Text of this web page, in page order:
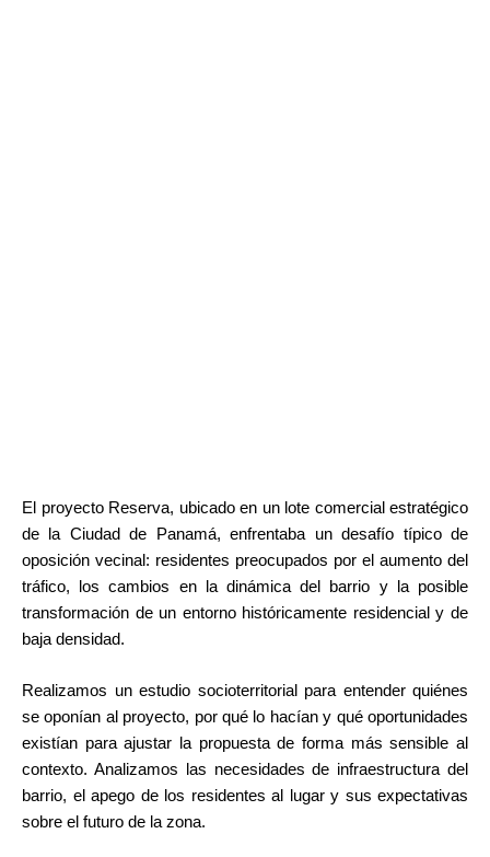
El proyecto Reserva, ubicado en un lote comercial estratégico
de la Ciudad de Panamá, enfrentaba un desafío típico de
oposición vecinal: residentes preocupados por el aumento del
tráfico, los cambios en la dinámica del barrio y la posible
transformación de un entorno históricamente residencial y de
baja densidad.
Realizamos un estudio socioterritorial para entender quiénes
se oponían al proyecto, por qué lo hacían y qué oportunidades
existían para ajustar la propuesta de forma más sensible al
contexto. Analizamos las necesidades de infraestructura del
barrio, el apego de los residentes al lugar y sus expectativas
sobre el futuro de la zona.